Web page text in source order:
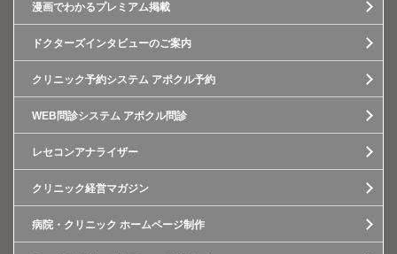
漫画でわかるプレミアム掲載
ドクターズインタビューのご案内
クリニック予約システム アポクル予約
WEB問診システム アポクル問診
レセコンアナライザー
クリニック経営マガジン
病院・クリニック ホームページ制作